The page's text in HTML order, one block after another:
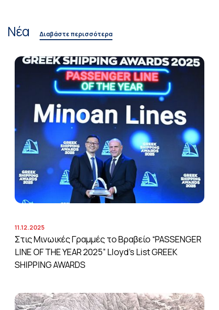
Νέα Διαβάστε περισσότερα
11.12.2025
Στις Μινωικές Γραμμές το Βραβείο “PASSENGER
LINE OF THE YEAR 2025” Lloyd’s List GREEK
SHIPPING AWARDS